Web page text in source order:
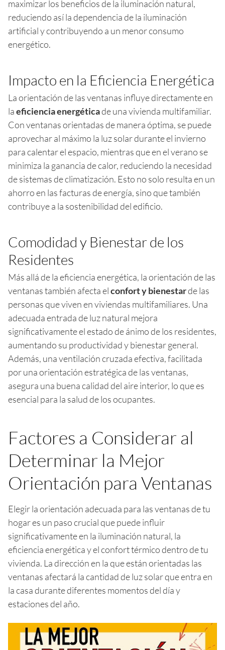
maximizar los beneficios de la iluminación natural,
reduciendo así la dependencia de la iluminación
artificial y contribuyendo a un menor consumo
energético.
Impacto en la Eficiencia Energética
La orientación de las ventanas influye directamente en
laeficiencia energéticade una vivienda multifamiliar.
Con ventanas orientadas de manera óptima, se puede
aprovechar al máximo la luz solar durante el invierno
para calentar el espacio, mientras que en el verano se
minimiza la ganancia de calor, reduciendo la necesidad
de sistemas de climatización. Esto no solo resulta en un
ahorro en las facturas de energía, sino que también
contribuye a la sostenibilidad del edificio.
Comodidad y Bienestar de los
Residentes
Más allá de la eficiencia energética, la orientación de las
ventanas también afecta elconfort y bienestarde las
personas que viven en viviendas multifamiliares. Una
adecuada entrada de luz natural mejora
significativamente el estado de ánimo de los residentes,
aumentando su productividad y bienestar general.
Además, una ventilación cruzada efectiva, facilitada
por una orientación estratégica de las ventanas,
asegura una buena calidad del aire interior, lo que es
esencial para la salud de los ocupantes.
Factores a Considerar al
Determinar la Mejor
Orientación para Ventanas
Elegir la orientación adecuada para las ventanas de tu
hogar es un paso crucial que puede influir
significativamente en la iluminación natural, la
eficiencia energética y el confort térmico dentro de tu
vivienda. La dirección en la que están orientadas las
ventanas afectará la cantidad de luz solar que entra en
la casa durante diferentes momentos del día y
estaciones del año.